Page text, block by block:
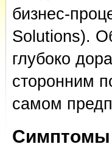
бизнес-
Solutions).
глубоко
сторонним
самом